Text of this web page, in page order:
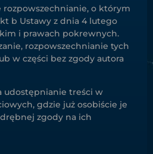
rozpowszechnianie, o którym
b Ustawy z dnia 4 lutego
i prawach pokrewnych.
rozpowszechnianie tych
w części bez zgody autora
udostępnianie treści w
gdzie już osobiście je
zgody na ich